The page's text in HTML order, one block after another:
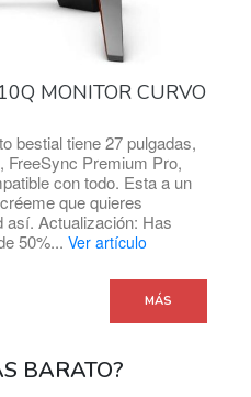
MONITOR CURVO
bestial tiene 27 pulgadas,
FreeSync Premium Pro,
con todo. Esta a un
que quieres
así. Actualización: Has
50%... Ver artículo
MÁS
BARATO?